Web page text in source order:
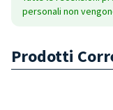
personali non
Prodotti